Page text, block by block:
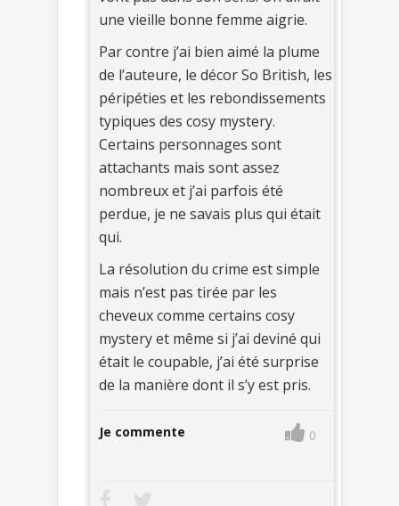
une vieille bonne femme aigrie.
Par contre j’ai bien aimé la plume
de l’auteure, le décor So British, les
péripéties et les rebondissements
typiques des cosy mystery.
Certains personnages sont
attachants mais sont assez
nombreux et j’ai parfois été
perdue, je ne savais plus qui était
qui.
La résolution du crime est simple
mais n’est pas tirée par les
cheveux comme certains cosy
mystery et même si j’ai deviné qui
était le coupable, j’ai été surprise
de la manière dont il s’y est pris.
Je commente 0